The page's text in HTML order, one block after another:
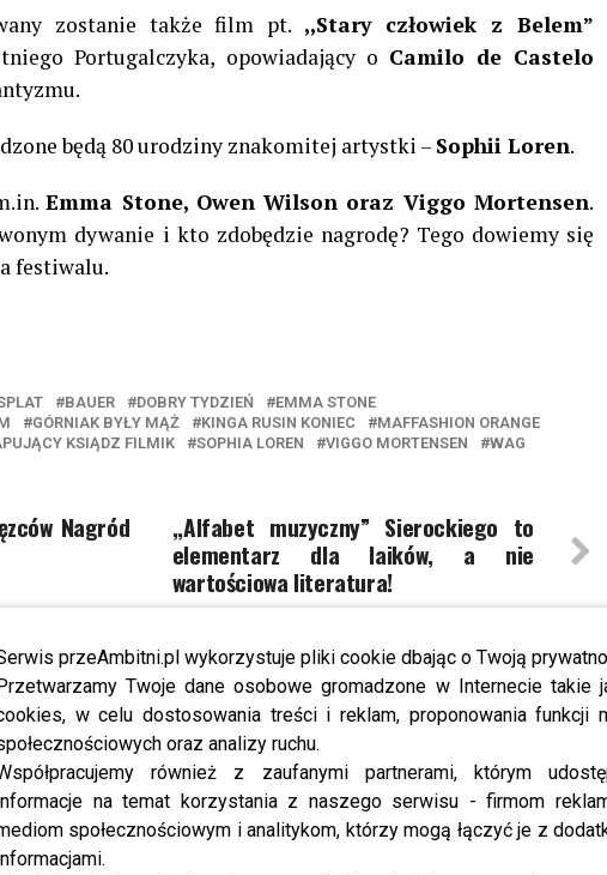
przeAmbitni.pl wykorzystuje pliki cookie dbając o Twoją
Twoje dane osobowe gromadzone w Internecie takie
w celu dostosowania treści i reklam, proponowania funkcji
oraz analizy ruchu.
również z zaufanymi partnerami, którym
na temat korzystania z naszego serwisu - firmom
społecznościowym i analitykom, którzy mogą łączyć je z
zostanie także film pt. ,,Stary człowiek z Belem”
Portugalczyka, opowiadający o Camilo de Castelo
będą 80 urodziny znakomitej artystki – Sophii Loren.
Emma Stone, Owen Wilson oraz Viggo Mortensen.
dywanie i kto zdobędzie nagrodę? Tego dowiemy się
festiwalu.
BAUER DOBRY TYDZIEŃ
EMMA STONE
GÓRNIAK BYŁY MĄŻ KINGA RUSIN KONIEC
MAFFASHION ORANGE
KSIĄDZ FILMIK SOPHIA LOREN VIGGO MORTENSEN
WAG
,,Alfabet muzyczny” Sierockiego to
elementarz dla laików, a nie
wartościowa literatura!
Nagród
WYBRANE DLA CIEBIE
Emma Stone została mamą – data
narodzin malucha zaskakuje
Mężczyźni wolą jednak rude?
Gruszka, Fijał i Załęcka udowadniają,
dlaczego!